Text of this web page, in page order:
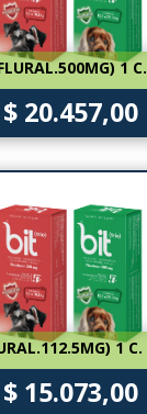
1 C.
$ 20.457,00
1 C.
$ 15.073,00